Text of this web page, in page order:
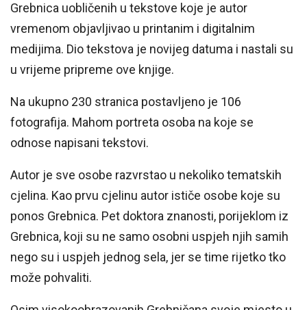
Grebnica uobličenih u tekstove koje je autor
vremenom objavljivao u printanim i digitalnim
medijima. Dio tekstova je novijeg datuma i nastali su
u vrijeme pripreme ove knjige.
Na ukupno 230 stranica postavljeno je 106
fotografija. Mahom portreta osoba na koje se
odnose napisani tekstovi.
Autor je sve osobe razvrstao u nekoliko tematskih
cjelina. Kao prvu cjelinu autor ističe osobe koje su
ponos Grebnica. Pet doktora znanosti, porijeklom iz
Grebnica, koji su ne samo osobni uspjeh njih samih
nego su i uspjeh jednog sela, jer se time rijetko tko
može pohvaliti.